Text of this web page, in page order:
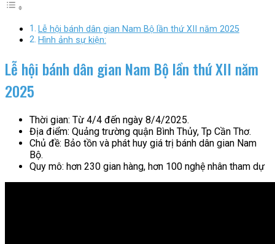
Lễ hội bánh dân gian Nam Bộ lần thứ XII năm 2025
Hình ảnh sự kiện:
Lễ hội bánh dân gian Nam Bộ lần thứ XII năm
2025
Thời gian: Từ 4/4 đến ngày 8/4/2025.
Địa điểm: Quảng trường quận Bình Thủy, Tp Cần Thơ.
Chủ đề: Bảo tồn và phát huy giá trị bánh dân gian Nam
Bộ.
Quy mô: hơn 230 gian hàng, hơn 100 nghệ nhân tham dự